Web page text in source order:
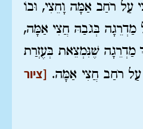
עַל רֹחַב אַמָּה וָחֵצִי, וּבוֹ
מַדְרֵגָה בְּגֹבַהּ חֲצִי אַמָּה,
מַדְרֵגָה שֶׁנִּמְצֵאת בְּעֶזְרַת
רֹחַב חֲצִי אַמָּה. [ציור